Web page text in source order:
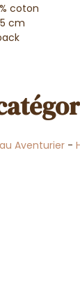
coton
cm
Aventurier-